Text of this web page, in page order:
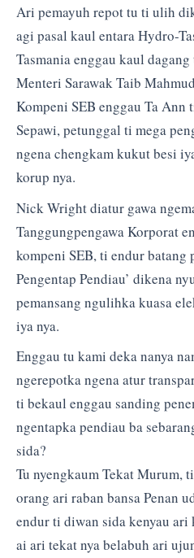
Ari pemayuh repot tu ti ulih
agi pasal kaul entara Hydro-
Tasmania enggau kaul
Menteri Sarawak Taib
Kompeni SEB enggau Ta Ann
Sepawi, petunggal ti mega
ngena chengkam kukut besi
korup nya.
Nick Wright diatur gawa
Tanggungpengawa Korporat
kompeni SEB, ti endur batang
Pengentap Pendiau’ dikena
pemansang ngulihka kuasa
iya nya.
Enggau tu kami deka nanya
ngerepotka ngena atur
ti bekaul enggau sanding
ngentapka pendiau ba
sida?
Tu nyengkaum Tekat Murum,
orang ari raban bansa Penan
endur ti diwan sida kenyau
ai ari tekat nya belabuh ari